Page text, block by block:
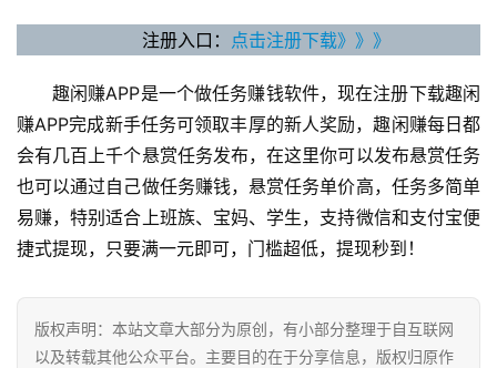
注册入口： 点击注册下载》》》
趣闲赚APP是一个做任务赚钱软件，现在注册下载趣闲
赚APP完成新手任务可领取丰厚的新人奖励，趣闲赚每日都
会有几百上千个悬赏任务发布，在这里你可以发布悬赏任务
也可以通过自己做任务赚钱，悬赏任务单价高，任务多简单
易赚，特别适合上班族、宝妈、学生，支持微信和支付宝便
捷式提现，只要满一元即可，门槛超低，提现秒到！
版权声明：本站文章大部分为原创，有小部分整理于自互联网
以及转载其他公众平台。主要目的在于分享信息，版权归原作